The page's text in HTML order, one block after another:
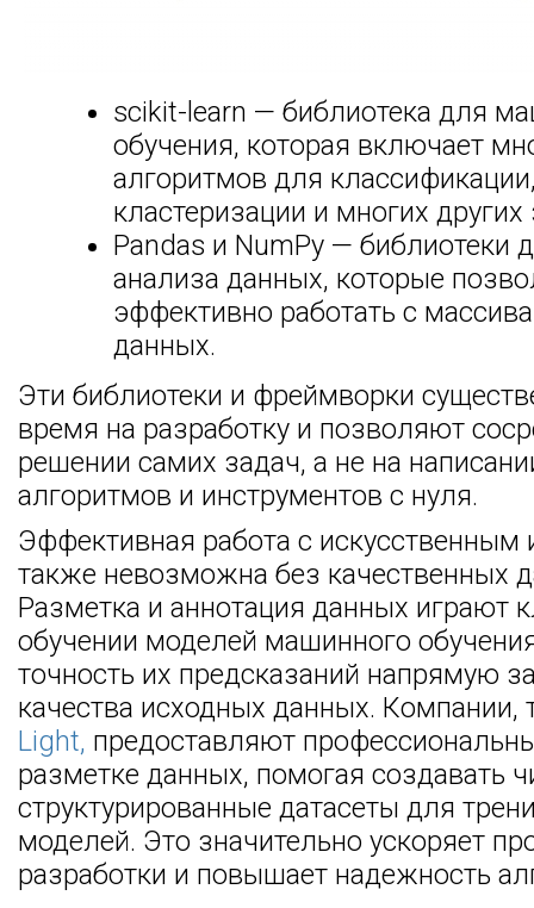
scikit-learn — библиотека для
обучения, которая включает
алгоритмов для
кластеризации и многих других
Pandas и NumPy — библиотеки
анализа данных, которые
эффективно работать с
данных.
Эти библиотеки и фреймворки
время на разработку и позволяют
решении самих задач, а не на
алгоритмов и инструментов с нуля.
Эффективная работа с искусственным
также невозможна без качественных
Разметка и аннотация данных играют
обучении моделей машинного
точность их предсказаний напрямую
качества исходных данных. Компании,
Light, предоставляют
разметке данных, помогая создавать
структурированные датасеты для
моделей. Это значительно ускоряет
разработки и повышает надежность